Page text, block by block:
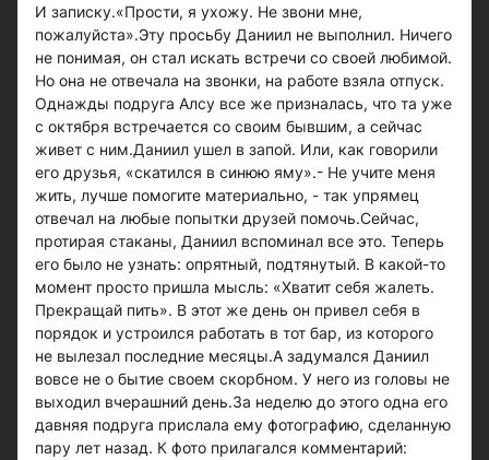
И записку.«Прости, я ухожу. Не звони мне,
пожалуйста».Эту просьбу Даниил не выполнил. Ничего
не понимая, он стал искать встречи со своей любимой.
Но она не отвечала на звонки, на работе взяла отпуск.
Однажды подруга Алсу все же призналась, что та уже
с октября встречается со своим бывшим, а сейчас
живет с ним.Даниил ушел в запой. Или, как говорили
его друзья, «скатился в синюю яму».- Не учите меня
жить, лучше помогите материально, - так упрямец
отвечал на любые попытки друзей помочь.Сейчас,
протирая стаканы, Даниил вспоминал все это. Теперь
его было не узнать: опрятный, подтянутый. В какой-то
момент просто пришла мысль: «Хватит себя жалеть.
Прекращай пить». В этот же день он привел себя в
порядок и устроился работать в тот бар, из которого
не вылезал последние месяцы.А задумался Даниил
вовсе не о бытие своем скорбном. У него из головы не
выходил вчерашний день.За неделю до этого одна его
давняя подруга прислала ему фотографию, сделанную
пару лет назад. К фото прилагался комментарий: